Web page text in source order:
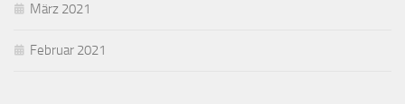
März 2021
Februar 2021